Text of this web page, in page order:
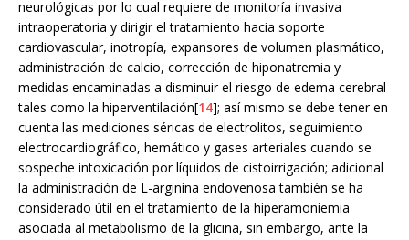
neurológicas por lo cual requiere de monitoría invasiva
intraoperatoria y dirigir el tratamiento hacia soporte
cardiovascular, inotropía, expansores de volumen plasmático,
administración de calcio, corrección de hiponatremia y
medidas encaminadas a disminuir el riesgo de edema cerebral
tales como la hiperventilación[14]; así mismo se debe tener en
cuenta las mediciones séricas de electrolitos, seguimiento
electrocardiográfico, hemático y gases arteriales cuando se
sospeche intoxicación por líquidos de cistoirrigación; adicional
la administración de L-arginina endovenosa también se ha
considerado útil en el tratamiento de la hiperamoniemia
asociada al metabolismo de la glicina, sin embargo, ante la